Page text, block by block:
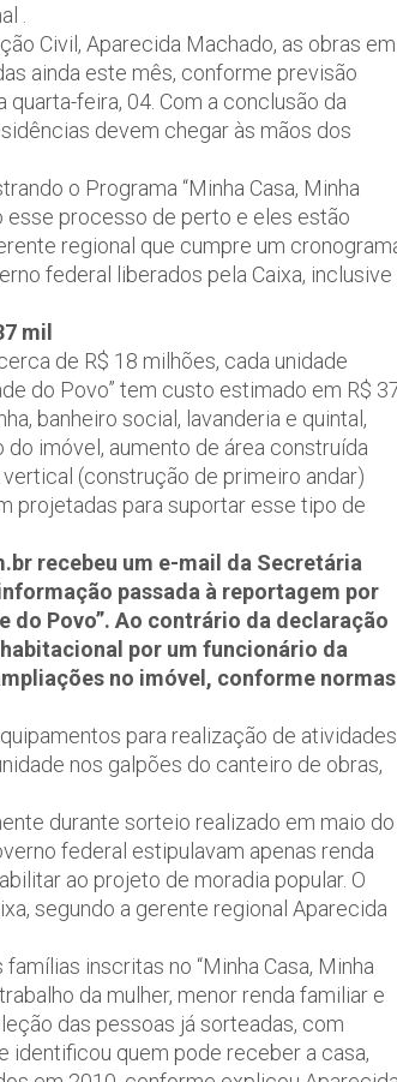
.
Civil, Aparecida Machado, as obras em
ainda este mês, conforme previsão
feira, 04. Com a conclusão da
devem chegar às mãos dos
o Programa “Minha Casa, Minha
esse processo de perto e eles estão
regional que cumpre um
federal liberados pela Caixa, inclusive
mil
de R$ 18 milhões, cada unidade
do Povo” tem custo estimado em R$
banheiro social, lavanderia e quintal,
imóvel, aumento de área construída
(construção de primeiro andar)
projetadas para suportar esse tipo de
recebeu um e-mail da Secretária
passada à reportagem por
do Povo”. Ao contrário da declaração
por um funcionário da
no imóvel, conforme normas
para realização de atividades
nos galpões do canteiro de obras,
durante sorteio realizado em maio do
federal estipulavam apenas renda
ao projeto de moradia popular. O
segundo a gerente regional Aparecida
inscritas no “Minha Casa, Minha
da mulher, menor renda familiar e
das pessoas já sorteadas, com
identificou quem pode receber a casa,